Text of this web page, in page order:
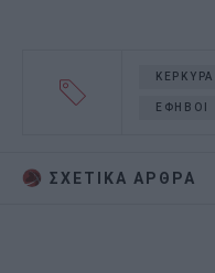
ΚΕΡΚΥΡΑ
ΕΦΗΒΟΙ
ΣΧΕΤΙΚA AΡΘΡΑ